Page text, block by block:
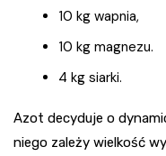
10 kg wapnia,
10 kg magnezu.
4 kg siarki.
Azot decyduje o
niego zależy wielkość